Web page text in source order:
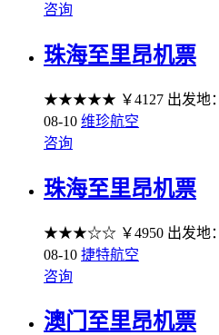
咨询
珠海至里昂机票
★★★★★ ￥4127 出发地：
08-10 维珍航空
咨询
珠海至里昂机票
★★★☆☆ ￥4950 出发地：
08-10 捷特航空
咨询
澳门至里昂机票